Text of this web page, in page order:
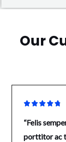
Our

“Felis
porttitor ac